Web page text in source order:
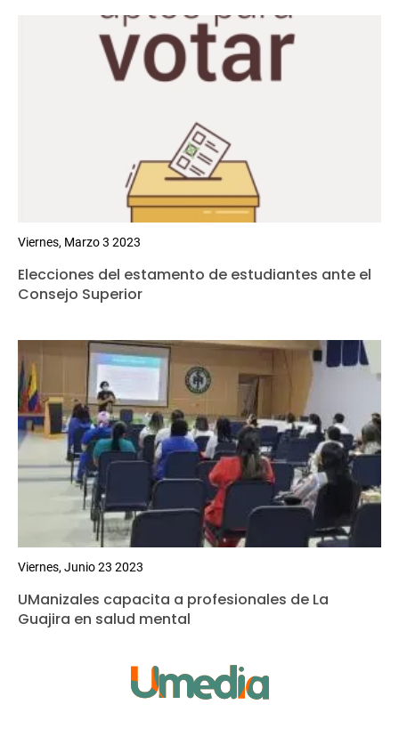
Viernes, Marzo 3 2023
Elecciones del estamento de estudiantes ante el
Consejo Superior
Viernes, Junio 23 2023
UManizales capacita a profesionales de La
Guajira en salud mental